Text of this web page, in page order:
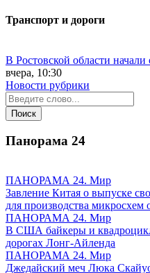
Транспорт и дороги
В Ростовской области
вчера, 10:30
Новости рубрики
Панорама 24
ПАНОРАМА 24. Мир
Завление Китая о выпуске
для производства
ПАНОРАМА 24. Мир
В США байкеры и
дорогах Лонг-Айленда
ПАНОРАМА 24. Мир
Джедайский меч Люка